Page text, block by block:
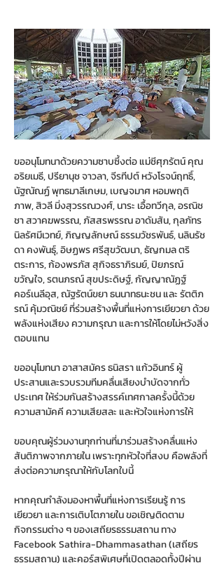
ขออนุโมทนาด้วยความซาบซึ้งต่อ แม่ชีศุภรัตน์ คุณ
อริยเมธี, ปรียานุช จาวลา, จีรทีปต์ หวังโรจน์ฤทธิ์,
นัฐณัณฏ์ พุทธมาลีเกษม, เบญจมาศ หอมพฤติ
ภาพ, สิวลี มิ่งสุวรรณวงศ์, นาระ เอื้อทวีกุล, อรณิช
ชา สวาคฆพรรณ, ภัสสรพรรณ อาดัมสัน, กุลภัทร
นิลรัศมีเวทย์, ภิญญลักษณ์ ธรรมวัชรพันธ์, นลินรัช
ดา คงพันธุ์, อิษฏพร ศรีสุขวัฒนา, ธัญกมล ตริ
ตระการ, ก้องพรภัส สุกิจธราภิรมย์, ปิยภรณ์
ขวัญใจ, รตนภรณ์ สุขประดิษฐ์, กัญญาณัฏฐ์
คอร์เนลีอุส, ณัฐรัตน์ขยา ธนนาทธนะชน และ รัตติภ
รณ์ คุ้มวณิชย์ ที่ร่วมสร้างพื้นที่แห่งการเยียวยา ด้วย
พลังแห่งเสียง ความกรุณา และการให้โดยไม่หวังสิ่ง
ตอบแทน
ขออนุโมทนา อาสาสมัคร ธนิสรา แก้วอินทร์ ผู้
ประสานและรวบรวมทีมคลื่นเสียงบำบัดจากทั่ว
ประเทศ ให้ร่วมกันสร้างสรรค์เทศกาลครั้งนี้ด้วย
ความสามัคคี ความเสียสละ และหัวใจแห่งการให้
ขอบคุณผู้ร่วมงานทุกท่านที่มาร่วมสร้างคลื่นแห่ง
สันติภาพจากภายใน เพราะทุกหัวใจที่สงบ คือพลังที่
ส่งต่อความกรุณาให้กับโลกใบนี้
หากคุณกำลังมองหาพื้นที่แห่งการเรียนรู้ การ
เยียวยา และการเติบโตภายใน ขอเชิญติดตาม
กิจกรรมต่าง ๆ ของเสถียรธรรมสถาน ทาง
Facebook Sathira-Dhammasathan (เสถียร
ธรรมสถาน) และคอร์สพิเศษที่เปิดตลอดทั้งปีผ่าน